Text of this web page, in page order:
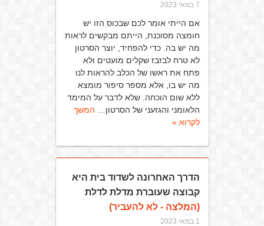
7 במאי 2023
אם הייתי אומר לכם שבכוס הזו יש
חומצה מסוכנת, הייתם מבקשים לראות
מה יש בה. כדי להפחיד, יוצר הסרטון
לא טרח לבזבז שקלים מועטים ולא
פתח את ראשו של הכלב להראות לנו
מה יש בו, אלא מספר סיפור מומצא
ללא שום הוכחה. שלא לדבר על המימד
הלאומני והגזעני של הסרטון… המשך
לקרוא »
הדרך האחרונה לשדוד בית היא
קבוצה שעוברת מדלת לדלת
(המלצה - לא להעביר)
1 במאי 2023